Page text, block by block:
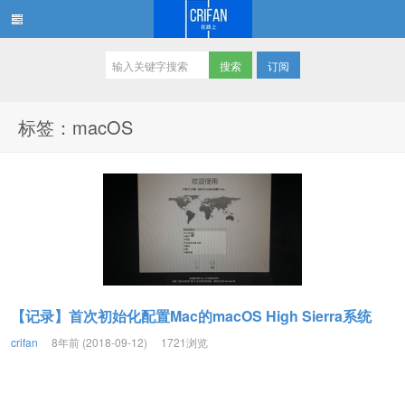
订阅
标签：macOS
【记录】首次初始化配置Mac的macOS High Sierra系统
crifan 8年前 (2018-09-12) 1721浏览